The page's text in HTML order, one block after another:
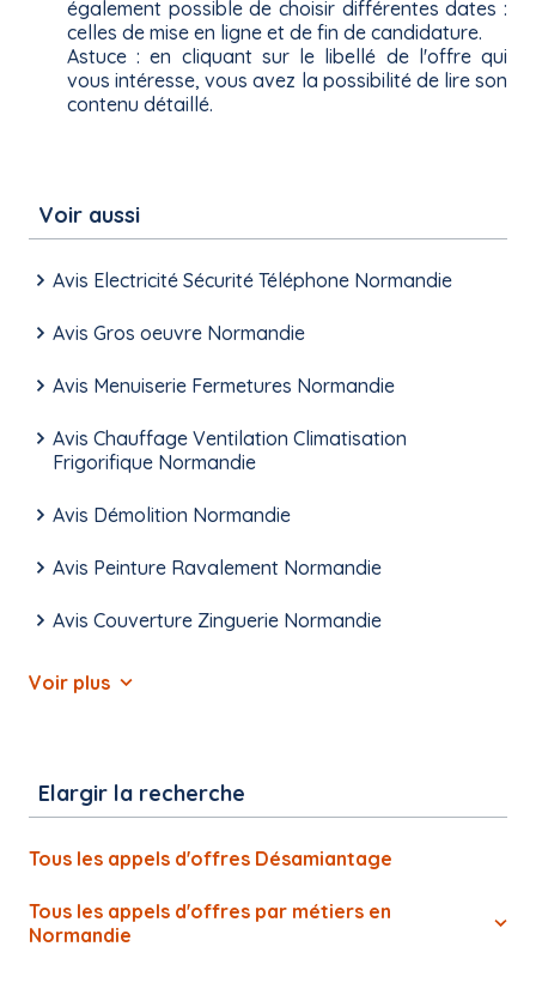
également possible de choisir différentes dates :
celles de mise en ligne et de fin de candidature.
Astuce : en cliquant sur le libellé de l'offre qui
vous intéresse, vous avez la possibilité de lire son
contenu détaillé.
Voir aussi
Avis Electricité Sécurité Téléphone Normandie
Avis Gros oeuvre Normandie
Avis Menuiserie Fermetures Normandie
Avis Chauffage Ventilation Climatisation
Frigorifique Normandie
Avis Démolition Normandie
Avis Peinture Ravalement Normandie
Avis Couverture Zinguerie Normandie
Voir plus
Elargir la recherche
Tous les appels d'offres Désamiantage
Tous les appels d'offres par métiers en
Normandie